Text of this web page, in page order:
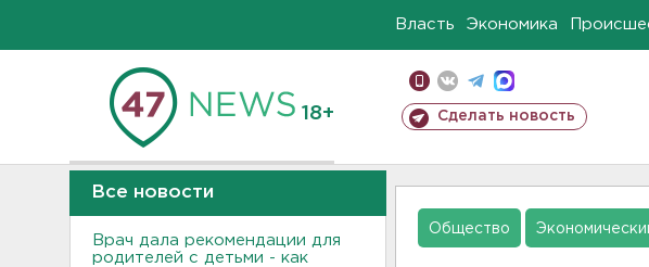
Власть Экономика
18+ Сделать новость
Все новости
Врач дала рекомендации для
родителей с детьми - как
Общество